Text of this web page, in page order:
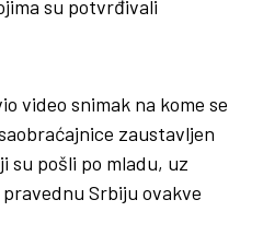
su potvrđivali
video snimak na kome se
zaustavljen
su pošli po mladu, uz
Srbiju ovakve